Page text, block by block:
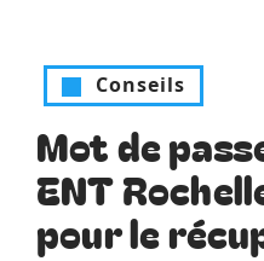
Conseils
Mot de
ENT
pour le